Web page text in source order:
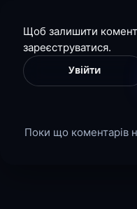
Щоб залишити
зареєструватися.
Увійти
Поки що коментарів